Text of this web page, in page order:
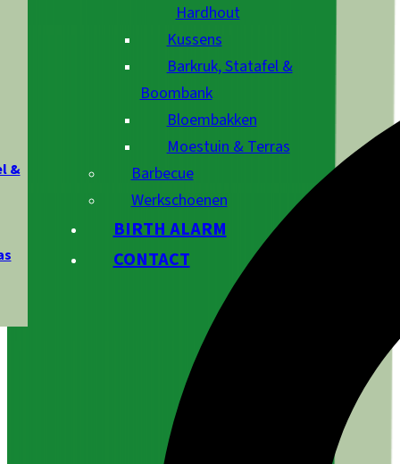
&
Hardhout
Kussens
Barkruk, Statafel &
Boombank
Bloembakken
Moestuin & Terras
Barbecue
Werkschoenen
BIRTH ALARM
CONTACT